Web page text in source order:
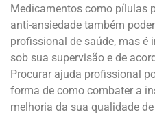
Medicamentos como pílulas
anti-ansiedade também
profissional de saúde, mas é
sob sua supervisão e de
Procurar ajuda profissional
forma de como combater a
melhoria da sua qualidade